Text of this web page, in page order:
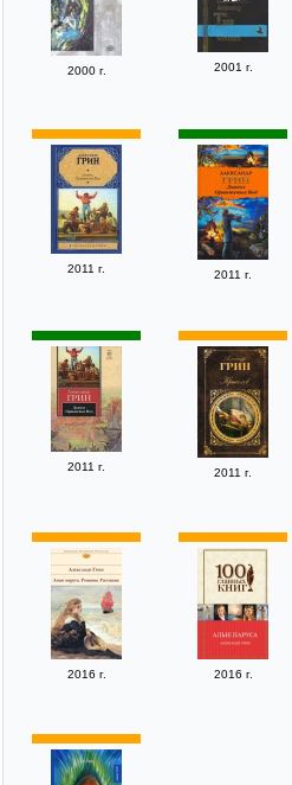
2000 г. 2001 г.
2011 г. 2011 г.
2011 г. 2011 г.
2016 г. 2016 г.